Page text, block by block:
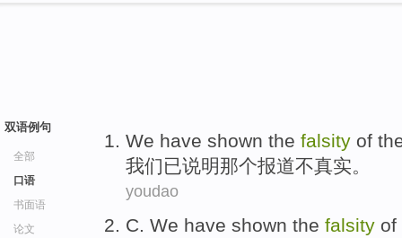
双语例句
全部
口语
书面语
论文
We have shown the falsity of
我们已说明那个报道不真实。
youdao
C. We have shown the falsity of